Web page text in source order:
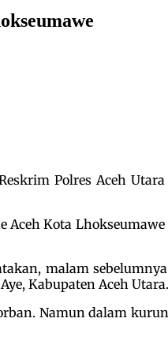
Polres Aceh
Kota
malam
Kabupaten Aceh Utara.
Namun dalam